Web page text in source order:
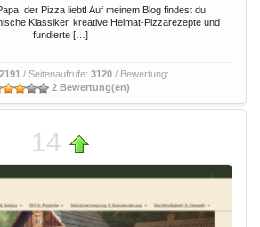
der Pizza liebt! Auf meinem Blog findest du
Klassiker, kreative Heimat-Pizzarezepte und
fundierte […]
2191 / Seitenaufrufe: 3120 / Bewertung:
2 Bewertung(en)
14